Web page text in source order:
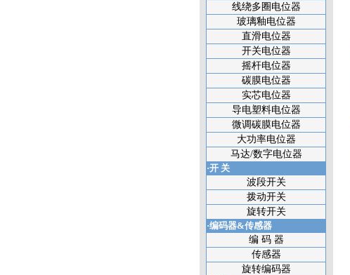
线绕多圈电位器
玻璃釉电位器
直滑电位器
开关电位器
摇杆电位器
碳膜电位器
实芯电位器
导电塑料电位器
微调碳膜电位器
大功率电位器
马达/数字电位器
·开 关
波段开关
拨动开关
旋转开关
·编码器&传感器
编 码 器
传感器
旋转编码器